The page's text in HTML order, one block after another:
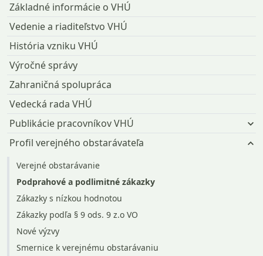
Základné informácie o VHÚ
Vedenie a riaditeľstvo VHÚ
História vzniku VHÚ
Výročné správy
Zahraničná spolupráca
Vedecká rada VHÚ
Publikácie pracovníkov VHÚ
Profil verejného obstarávateľa
Verejné obstarávanie
Podprahové a podlimitné zákazky
Zákazky s nízkou hodnotou
Zákazky podľa § 9 ods. 9 z.o VO
Nové výzvy
Smernice k verejnému obstarávaniu